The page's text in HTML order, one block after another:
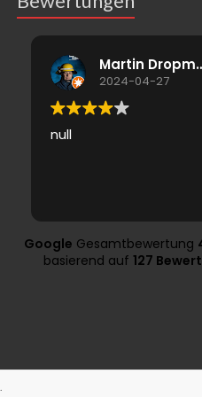
2024-04-27
null
Google Gesamtbewertung
basierend auf 127